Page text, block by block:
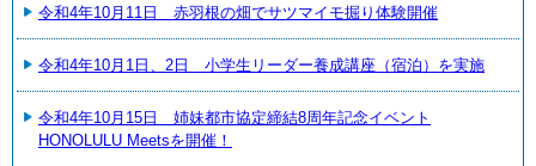
令和4年10月11日 赤羽根の畑でサツマイモ掘り体験開催
令和4年10月1日、2日 小学生リーダー養成講座（宿泊）を実施
令和4年10月15日 姉妹都市協定締結8周年記念イベント
HONOLULU Meetsを開催！